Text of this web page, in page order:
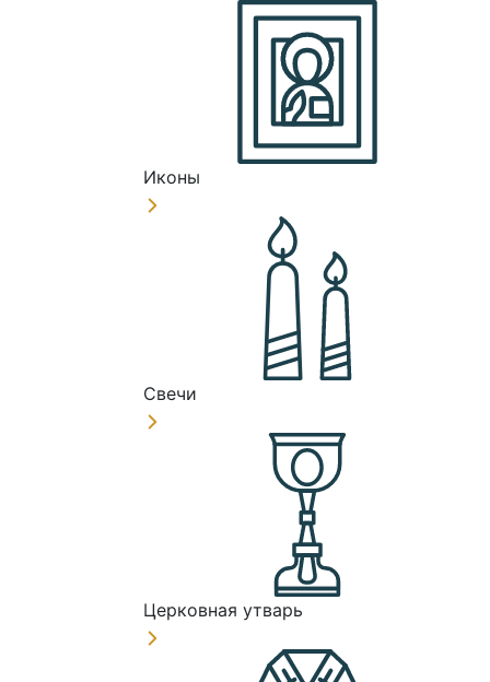
Иконы
Свечи
Церковная утварь